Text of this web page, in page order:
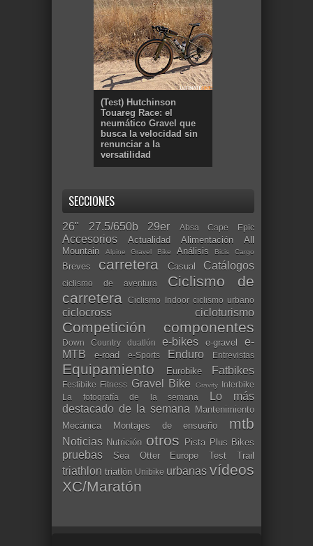
(Test) Hutchinson
Touareg Race: el
neumático Gravel que
busca la velocidad sin
renunciar a la
versatilidad
SECCIONES
26" 27.5/650b 29er Absa Cape Epic
Accesorios Actualidad Alimentación
All
Mountain
Alpine Gravel Bike Análisis Bicis Cargo
Breves carretera Casual Catálogos
ciclismo de aventura
Ciclismo de
carretera
Ciclismo Indoor ciclismo urbano
ciclocross cicloturismo
Competición componentes
Down Country duatlón e-bikes e-gravel
e-
MTB
e-road e-Sports Enduro Entrevistas
Equipamiento Eurobike Fatbikes
Festibike Fitness Gravel Bike Gravity Interbike
La fotografía de la semana
Lo más
destacado de la semana Mantenimiento
Mecánica
Montajes de ensueño mtb
Noticias Nutrición otros Pista Plus Bikes
pruebas Sea Otter Europe Test Trail
triathlon triatlón Unibike urbanas vídeos
XC/Maratón